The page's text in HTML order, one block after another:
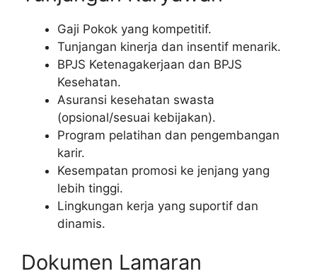
Gaji Pokok yang kompetitif.
Tunjangan kinerja dan insentif menarik.
BPJS Ketenagakerjaan dan BPJS
Kesehatan.
Asuransi kesehatan swasta
(opsional/sesuai kebijakan).
Program pelatihan dan pengembangan
karir.
Kesempatan promosi ke jenjang yang
lebih tinggi.
Lingkungan kerja yang suportif dan
dinamis.
Dokumen Lamaran